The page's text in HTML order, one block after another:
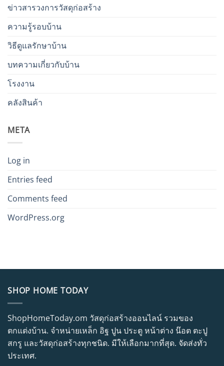
ข่าวสารวงการวัสดุก่อสร้าง
ความรู้รอบบ้าน
วิธีดูแลรักษาบ้าน
บทความเกี่ยวกับบ้าน
โรงงาน
คลังสินค้า
META
Log in
Entries feed
Comments feed
WordPress.org
SHOP HOME TODAY
ShopHomeToday.om วัสดุก่อสร้างออนไลน์ รวมของ
ตกแต่งบ้าน. จำหน่ายเหล็ก อิฐ ปูน ประตู หน้าต่าง น๊อต ตะปู
สกรู และวัสดุก่อสร้างทุกชนิด. มีให้เลือกมากที่สุด. จัดส่งทั่ว
ประเทศ.